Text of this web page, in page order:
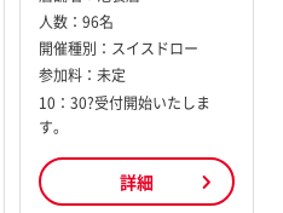
人数： 96名
開催種別： スイスドロー
参加料： 未定
10：30?受付開始いたしま
す。
詳細